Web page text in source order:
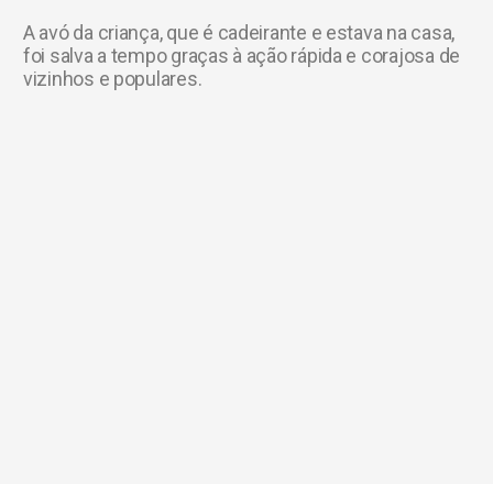
A avó da criança, que é cadeirante e estava na casa,
foi salva a tempo graças à ação rápida e corajosa de
vizinhos e populares.